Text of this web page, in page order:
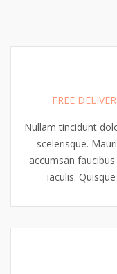
FREE
Nullam tincidunt
scelerisque.
accumsan
iaculis.